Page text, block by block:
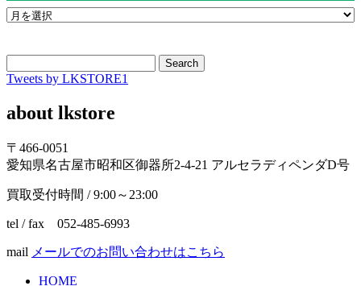
Search
Tweets by LKSTORE1
about lkstore
〒466-0051
愛知県名古屋市昭和区御器所2-4-21 アルセラディペンダD号
買取受付時間 / 9:00～23:00
tel / fax 052-485-6993
mail メールでのお問い合わせはこちら
HOME